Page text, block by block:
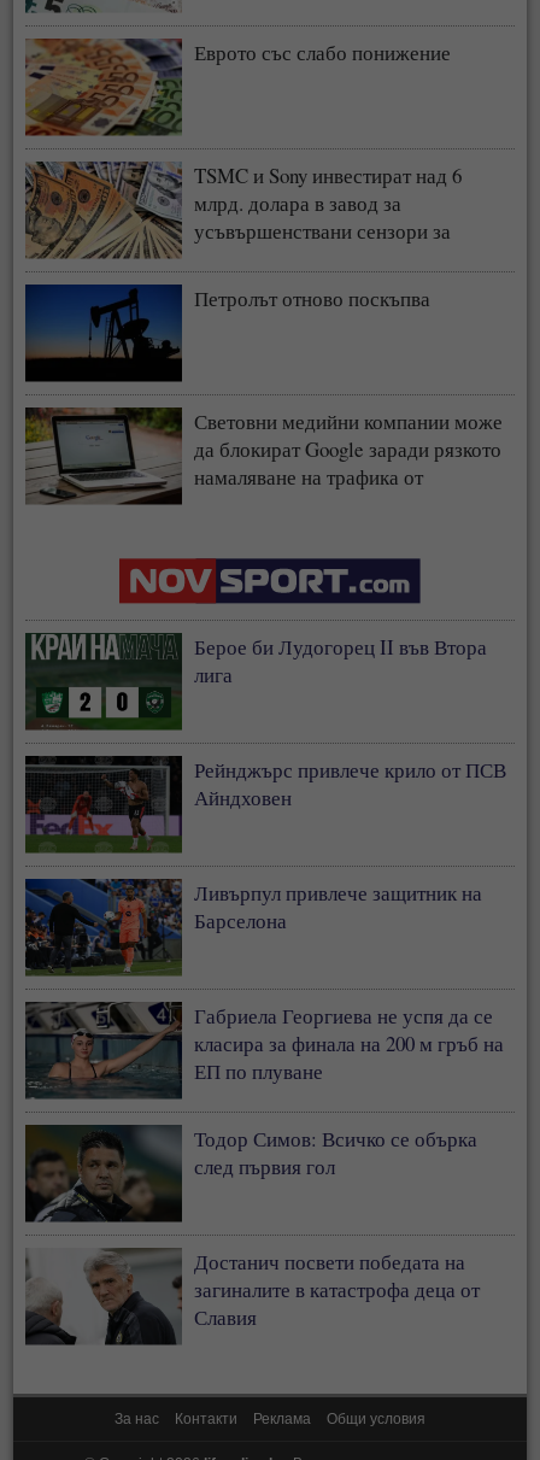
Еврото със слабо понижение
TSMC и Sony инвестират над 6
млрд. долара в завод за
усъвършенствани сензори за
Петролът отново поскъпва
Световни медийни компании може
да блокират Google заради рязкото
намаляване на трафика от
Берое би Лудогорец II във Втора
лига
Рейнджърс привлече крило от ПСВ
Айндховен
Ливърпул привлече защитник на
Барселона
Габриела Георгиева не успя да се
класира за финала на 200 м гръб на
ЕП по плуване
Тодор Симов: Всичко се обърка
след първия гол
Достанич посвети победата на
загиналите в катастрофа деца от
Славия
За нас Контакти Реклама Общи условия